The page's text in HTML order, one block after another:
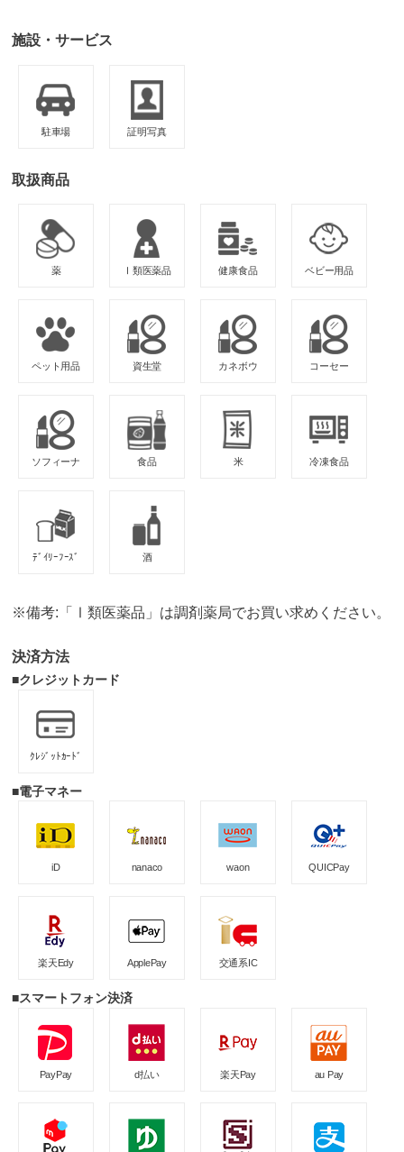
施設・サービス
駐車場 証明写真
取扱商品
薬 Ⅰ類医薬品 健康食品 ベビー用品
ペット用品 資生堂 カネボウ コーセー
ソフィーナ 食品 米 冷凍食品
ﾃﾞｲﾘｰﾌｰｽﾞ 酒
※備考:「Ⅰ類医薬品」は調剤薬局でお買い求めください。
決済方法
■クレジットカード
ｸﾚｼﾞｯﾄｶｰﾄﾞ
■電子マネー
iD nanaco waon QUICPay
楽天Edy ApplePay 交通系IC
■スマートフォン決済
PayPay d払い 楽天Pay au Pay